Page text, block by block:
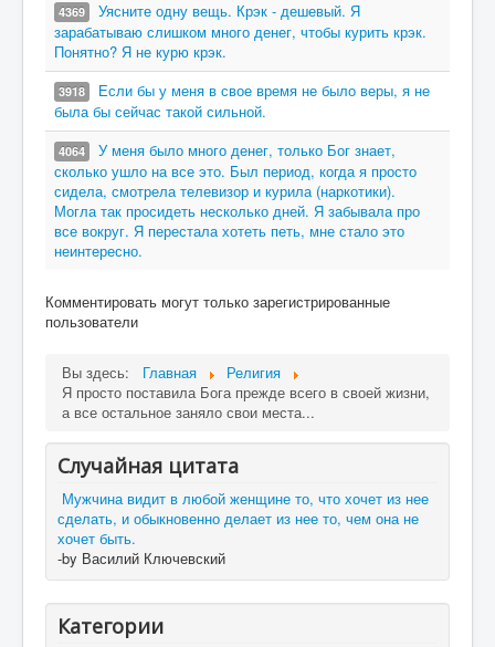
4369
Уясните одну вещь. Крэк - дешевый. Я
зарабатываю слишком много денег, чтобы курить крэк.
Понятно? Я не курю крэк.
3918
Если бы у меня в свое время не было веры, я не
была бы сейчас такой сильной.
4064
У меня было много денег, только Бог знает,
сколько ушло на все это. Был период, когда я просто
сидела, смотрела телевизор и курила (наркотики).
Могла так просидеть несколько дней. Я забывала про
все вокруг. Я перестала хотеть петь, мне стало это
неинтересно.
Комментировать могут только зарегистрированные
пользователи
Вы здесь: Главная
Религия
Я просто поставила Бога прежде всего в своей жизни,
а все остальное заняло свои места...
Случайная цитата
Мужчина видит в любой женщине то, что хочет из нее
сделать, и обыкновенно делает из нее то, чем она не
хочет быть.
-by Василий Ключевский
Категории